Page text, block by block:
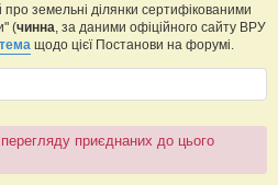
земельні ділянки сертифікованими
(чинна , за даними офіційного сайту ВРУ
тема щодо цієї Постанови на форумі.
приєднаних до цього